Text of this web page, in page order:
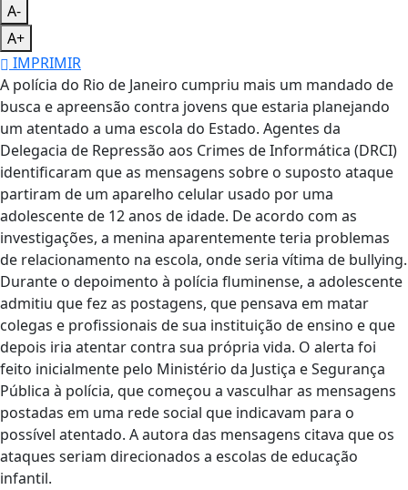
A-
A+
IMPRIMIR
A polícia do Rio de Janeiro cumpriu mais um mandado de
busca e apreensão contra jovens que estaria planejando
um atentado a uma escola do Estado. Agentes da
Delegacia de Repressão aos Crimes de Informática (DRCI)
identificaram que as mensagens sobre o suposto ataque
partiram de um aparelho celular usado por uma
adolescente de 12 anos de idade. De acordo com as
investigações, a menina aparentemente teria problemas
de relacionamento na escola, onde seria vítima de bullying.
Durante o depoimento à polícia fluminense, a adolescente
admitiu que fez as postagens, que pensava em matar
colegas e profissionais de sua instituição de ensino e que
depois iria atentar contra sua própria vida. O alerta foi
feito inicialmente pelo Ministério da Justiça e Segurança
Pública à polícia, que começou a vasculhar as mensagens
postadas em uma rede social que indicavam para o
possível atentado. A autora das mensagens citava que os
ataques seriam direcionados a escolas de educação
infantil.